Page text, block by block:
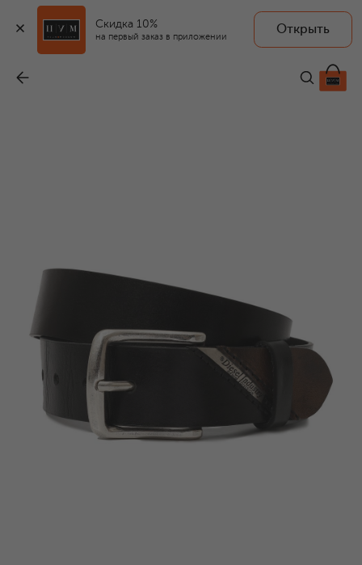
Скидка 10%
на первый заказ в приложении
Открыть
12 350 ₽